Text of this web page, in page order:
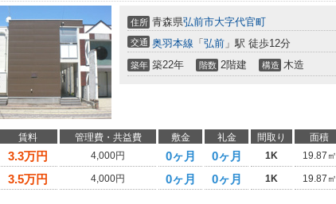
住所 青森県弘前市大字代官町
交通 奥羽本線 「 弘前 」駅 徒歩12分
築年 築22年 階数 2階建 構造 木造
賃料 管理費・共益費 敷金 礼金 間取り 面積
3.3万円 4,000円 0ヶ月 0ヶ月 1K 19.87㎡
3.5万円 4,000円 0ヶ月 0ヶ月 1K 19.87㎡